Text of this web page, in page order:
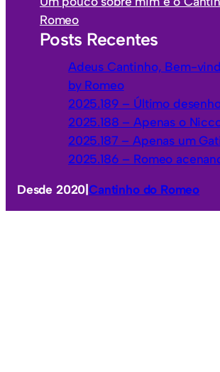
a
s
Romeo
Posts Recentes
Adeus Cantinho, Bem-
by Romeo
2025.189 – Último
2025.188 – Apenas o
2025.187 – Apenas um
2025.186 – Romeo
Desde 2020 |Cantinho do Romeo